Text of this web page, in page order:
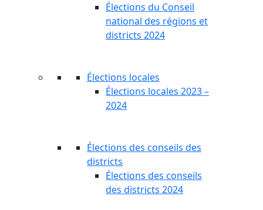
Élections du Conseil
national des régions et
districts 2024
Élections locales
Élections locales 2023 –
2024
Élections des conseils des
districts
Élections des conseils
des districts 2024